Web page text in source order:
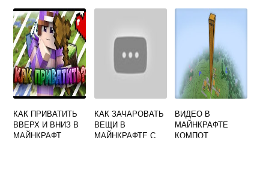
НАКОВАЛЬНЮ
КАК ПРИВАТИТЬ
ВВЕРХ И ВНИЗ В
МАЙНКРАФТ
КАК ЗАЧАРОВАТЬ
ВЕЩИ В
МАЙНКРАФТЕ С
ВИДЕО В
МАЙНКРАФТЕ
КОМПОТ